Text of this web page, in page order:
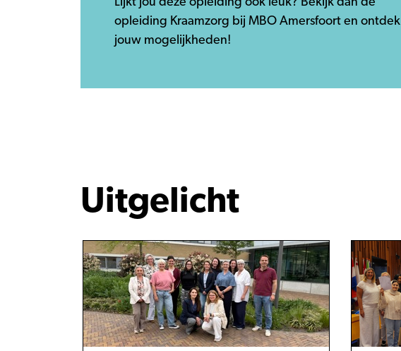
opleiding Kraamzorg bij MBO Amersfoort en ontdek
jouw mogelijkheden!
Uitgelicht